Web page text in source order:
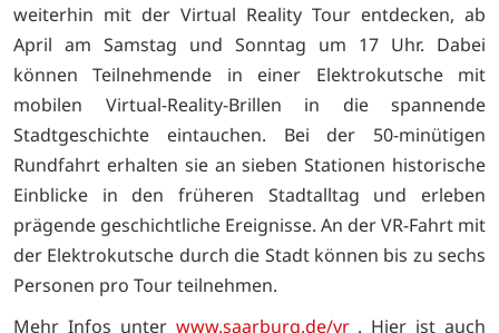
weiterhin mit der Virtual Reality Tour entdecken, ab
April am Samstag und Sonntag um 17 Uhr. Dabei
können Teilnehmende in einer Elektrokutsche mit
mobilen Virtual-Reality-Brillen in die spannende
Stadtgeschichte eintauchen. Bei der 50-minütigen
Rundfahrt erhalten sie an sieben Stationen historische
Einblicke in den früheren Stadtalltag und erleben
prägende geschichtliche Ereignisse. An der VR-Fahrt mit
der Elektrokutsche durch die Stadt können bis zu sechs
Personen pro Tour teilnehmen.
Mehr Infos unter www.saarburg.de/vr. Hier ist auch